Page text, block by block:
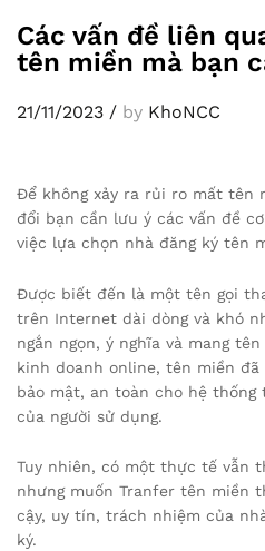
Các vấn đề liên
tên miền mà bạn
21/11/2023 / by KhoNCC
Để không xảy ra rủi ro mất tên
đổi bạn cần lưu ý các vấn đề
việc lựa chọn nhà đăng ký tên
Được biết đến là một tên gọi
trên Internet dài dòng và khó
ngắn ngọn, ý nghĩa và mang
kinh doanh online, tên miền
bảo mật, an toàn cho hệ
của người sử dụng.
Tuy nhiên, có một thực tế vẫn
nhưng muốn Tranfer tên miền
cậy, uy tín, trách nhiệm của
ký.